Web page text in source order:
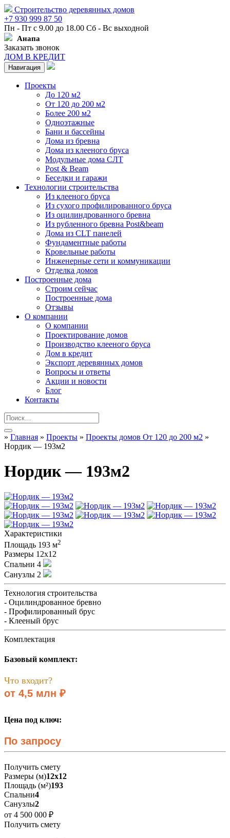
Строительство деревянных домов
+7 930 999 87 50
Пн - Пт с 9.00 до 18.00 Сб - Вс выходной
Анапа
Заказать звонок
ДОМ В КРЕДИТ
Навигация
Проекты
До 120 м2
От 120 до 200 м2
Более 200 м2
Одноэтажные
Бани и бассейны
Дома из бревна
Дома из клееного бруса
Модульные дома СЛТ
Post & Beam
Беседки и гаражи
Технологии строительства
Из клееного бруса
Из сухого профилированного бруса
Из оцилиндрованного бревна
Из рубленного бревна Post&beam
Дома из CLT панелей
Фундаментные работы
Кровельные работы
Инженерные сети и коммуникации
Отделка домов
Построенные дома
Строим сейчас
Построенные дома
Отзывы
О компании
О компании
Проектирование домов
Производство клееного бруса
Дом в кредит
Экспорт деревянных домов
Вопросы и ответы
Акции и новости
Блог
Контакты
» Главная » Проекты » Проекты домов От 120 до 200 м2 »
Нордик — 193м2
Нордик — 193м2
Характеристики
Площадь 193 м2
Размеры 12х12
Спальни 4
Санузлы 2
Технология строительства
- Оцилиндрованное бревно
- Профилированный брус
- Клееный брус
Комплектация
Базовый комплект:
Что входит?
от 4,5 млн ₽
Цена под ключ:
По запросу
Получить смету
Размеры (м)12х12
Площадь (м²)193
Спальни4
Санузлы2
от 4 500 000 ₽
Получить смету